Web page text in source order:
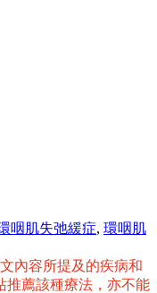
咽肌失弛緩症, 環咽肌
內容所提及的疾病和
推薦該種療法，亦不能